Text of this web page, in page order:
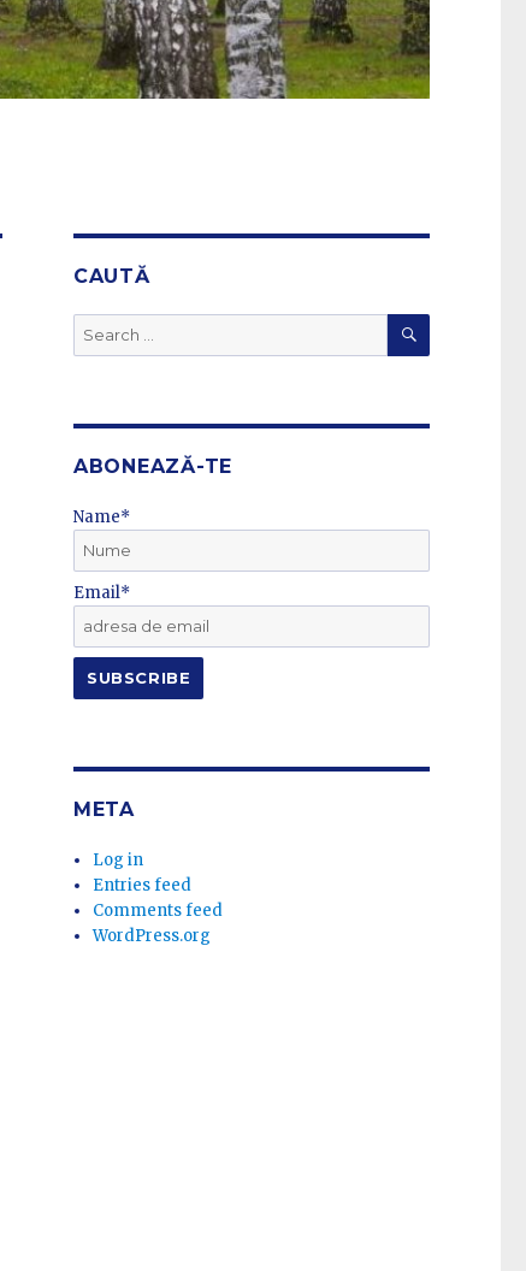
CAUTĂ
Search
for:
SEARCH
ABONEAZĂ-TE
Name*
Email*
META
Log in
Entries feed
Comments feed
WordPress.org